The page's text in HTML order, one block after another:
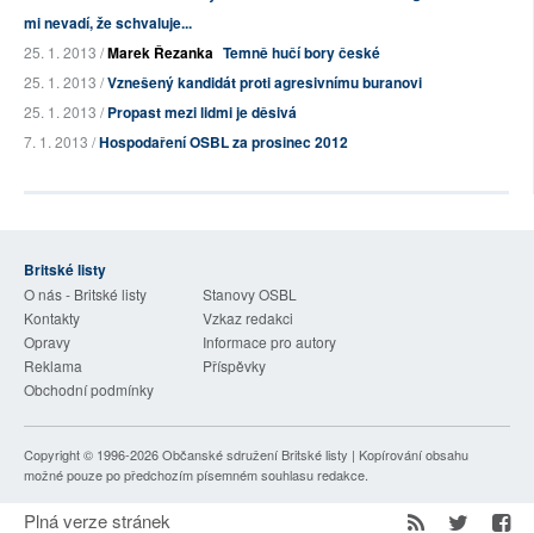
mi nevadí, že schvaluje...
25. 1. 2013 /Marek Řezanka Temně hučí bory české
25. 1. 2013 /Vznešený kandidát proti agresivnímu buranovi
25. 1. 2013 /Propast mezi lidmi je děsivá
7. 1. 2013 /Hospodaření OSBL za prosinec 2012
Britské listy
O nás - Britské listy
Stanovy OSBL
Kontakty
Vzkaz redakci
Opravy
Informace pro autory
Reklama
Příspěvky
Obchodní podmínky
Copyright © 1996-2026Občanské sdružení Britské listy | Kopírování obsahu
možné pouze po předchozím písemném souhlasu redakce.
Plná verze stránek